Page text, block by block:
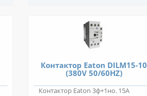
Контактор Eaton DILM15-10
(380V 50/60HZ)
Контактор Eaton 3ф+1но. 15А